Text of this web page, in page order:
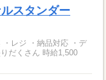
スタンダー
・レジ ・納品対応 ・デ
だくさん 時給1,500